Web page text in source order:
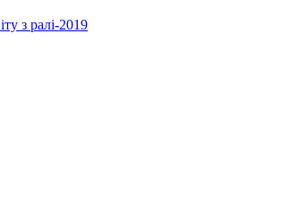
з ралі-2019